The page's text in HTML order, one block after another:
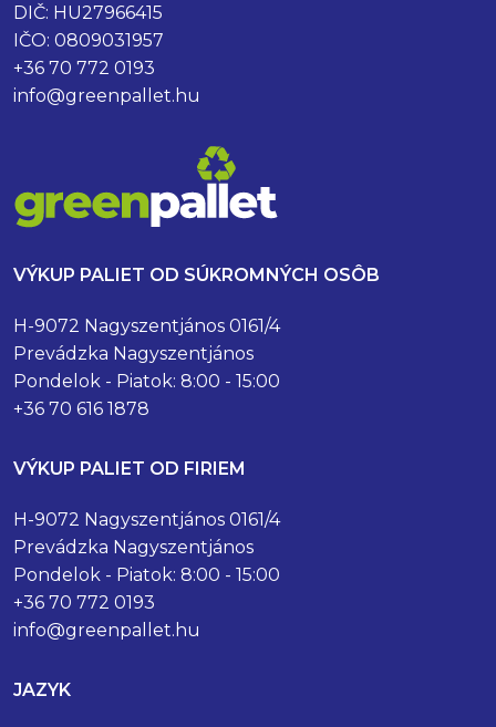
DIČ: HU27966415
IČO: 0809031957
+36 70 772 0193
info@greenpallet.hu
VÝKUP PALIET OD SÚKROMNÝCH OSÔB
H-9072 Nagyszentjános 0161/4
Prevádzka Nagyszentjános
Pondelok - Piatok: 8:00 - 15:00
+36 70 616 1878
VÝKUP PALIET OD FIRIEM
H-9072 Nagyszentjános 0161/4
Prevádzka Nagyszentjános
Pondelok - Piatok: 8:00 - 15:00
+36 70 772 0193
info@greenpallet.hu
JAZYK